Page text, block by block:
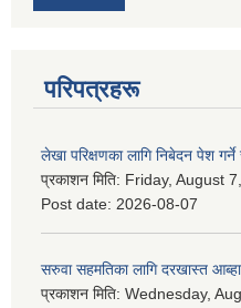
परिपत्रहरू
लेखा परिक्षणका लागि निबेदन पेश गर्ने
प्रकाशन मिति: Friday, August
Post date: 2026-08-07
सरुवा सहमतिका लागि दरखास्त
प्रकाशन मिति: Wednesday,